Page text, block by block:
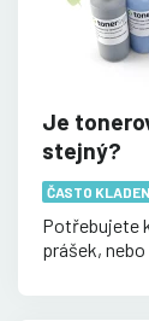
Je
stejný?
ČASTO
Potřebujete
prášek,